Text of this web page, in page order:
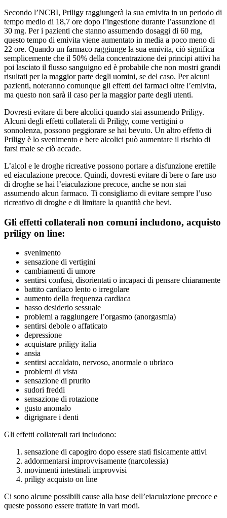
Secondo l’NCBI, Priligy raggiungerà la sua emivita in un periodo di
tempo medio di 18,7 ore dopo l’ingestione durante l’assunzione di
30 mg. Per i pazienti che stanno assumendo dosaggi di 60 mg,
questo tempo di emivita viene aumentato in media a poco meno di
22 ore. Quando un farmaco raggiunge la sua emivita, ciò significa
semplicemente che il 50% della concentrazione dei principi attivi ha
poi lasciato il flusso sanguigno ed è probabile che non mostri grandi
risultati per la maggior parte degli uomini, se del caso. Per alcuni
pazienti, noteranno comunque gli effetti dei farmaci oltre l’emivita,
ma questo non sarà il caso per la maggior parte degli utenti.
Dovresti evitare di bere alcolici quando stai assumendo Priligy.
Alcuni degli effetti collaterali di Priligy, come vertigini o
sonnolenza, possono peggiorare se hai bevuto. Un altro effetto di
Priligy è lo svenimento e bere alcolici può aumentare il rischio di
farsi male se ciò accade.
L’alcol e le droghe ricreative possono portare a disfunzione erettile
ed eiaculazione precoce. Quindi, dovresti evitare di bere o fare uso
di droghe se hai l’eiaculazione precoce, anche se non stai
assumendo alcun farmaco. Ti consigliamo di evitare sempre l’uso
ricreativo di droghe e di limitare la quantità che bevi.
Gli effetti collaterali non comuni includono, acquisto
priligy on line:
svenimento
sensazione di vertigini
cambiamenti di umore
sentirsi confusi, disorientati o incapaci di pensare chiaramente
battito cardiaco lento o irregolare
aumento della frequenza cardiaca
basso desiderio sessuale
problemi a raggiungere l’orgasmo (anorgasmia)
sentirsi debole o affaticato
depressione
acquistare priligy italia
ansia
sentirsi accaldato, nervoso, anormale o ubriaco
problemi di vista
sensazione di prurito
sudori freddi
sensazione di rotazione
gusto anomalo
digrignare i denti
Gli effetti collaterali rari includono:
sensazione di capogiro dopo essere stati fisicamente attivi
addormentarsi improvvisamente (narcolessia)
movimenti intestinali improvvisi
priligy acquisto on line
Ci sono alcune possibili cause alla base dell’eiaculazione precoce e
queste possono essere trattate in vari modi.